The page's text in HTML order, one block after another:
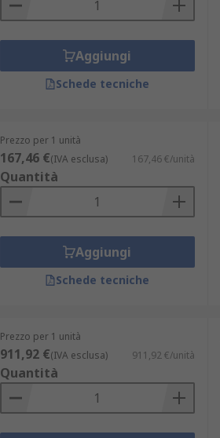
Aggiungi
Schede tecniche
Prezzo per 1 unità
167,46 €(IVA esclusa) 167,46 €/unità
Quantità
Aggiungi
Schede tecniche
Prezzo per 1 unità
911,92 €(IVA esclusa) 911,92 €/unità
Quantità